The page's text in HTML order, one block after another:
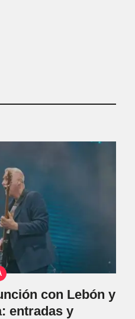
con Lebón y
entradas y